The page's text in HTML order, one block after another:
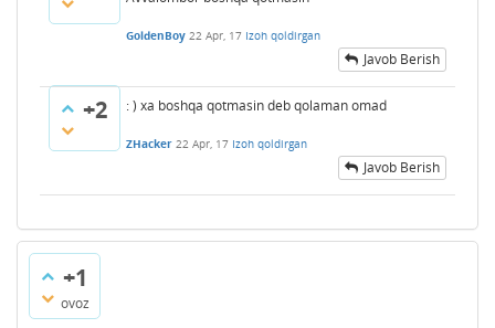
GoldenBoy 22 Apr, 17 Izoh qoldirgan
Javob Berish
+2 : ) xa boshqa qotmasin deb qolaman omad
ZHacker 22 Apr, 17 Izoh qoldirgan
Javob Berish
+1
ovoz